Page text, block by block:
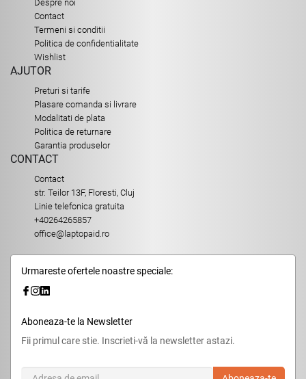
Despre noi
Contact
Termeni si conditii
Politica de confidentialitate
Wishlist
AJUTOR
Preturi si tarife
Plasare comanda si livrare
Modalitati de plata
Politica de returnare
Garantia produselor
CONTACT
Contact
str. Teilor 13F, Floresti, Cluj
Linie telefonica gratuita
+40264265857
office@laptopaid.ro
Urmareste ofertele noastre speciale:
Aboneaza-te la Newsletter
Fii primul care stie. Inscrieti-vă la newsletter astazi.